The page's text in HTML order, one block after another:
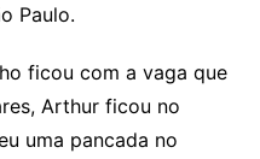
Paulo.
ficou com a vaga que
Arthur ficou no
uma pancada no